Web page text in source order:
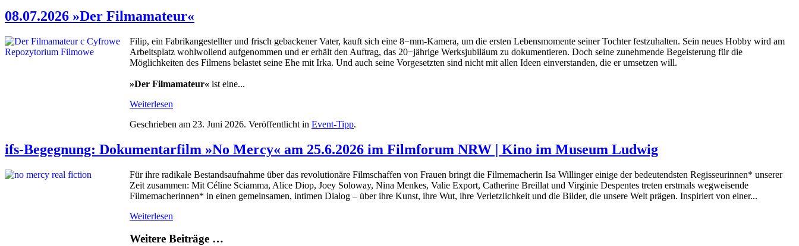
08.07.2026 »Der Filmamateur«
Filip, ein Fabrikangestellter und frisch gebackener Vater, kauft sich eine 8−mm-Kamera, um die ersten Lebensmomente seiner Tochter festzuhalten. Sein neues Hobby wird am
Arbeitsplatz wohlwollend aufgenommen und er erhält den Auftrag, das 20−jährige Werksjubiläum zu dokumentieren. Doch seine zunehmende Begeisterung für die
Möglichkeiten des Filmens belastet seine Ehe mit Irka. Und auch seine Vorgesetzten sind nicht mit allen Ideen einverstanden, die er umsetzen will.
»Der Filmamateur« ist eine...
Weiterlesen
Geschrieben am 23. Juni 2026. Veröffentlicht in Event-Tipp.
ifs-Begegnung: Dokumentarfilm »No Mercy« am 25.6.2026 im Filmforum NRW | Kino im Museum Ludwig
Für ihre radikale Bestandsaufnahme über das revolutionäre Filmschaffen von Frauen bringt die Filmemacherin Isa Willinger einige der bedeutendsten Regisseurinnen* unserer
Zeit zusammen: Mit Céline Sciamma, Alice Diop, Joey Soloway, Nina Menkes, Valie Export, Catherine Breillat und Virginie Despentes treten erstmals wegweisende
Filmemacherinnen* in einen gemeinsamen, intimen Dialog – über ihre Kunst, ihre Wut, ihre Verletzlichkeit und die Bilder, die unsere Welt prägen. Inspiriert von einer...
Weiterlesen
Weitere Beiträge …